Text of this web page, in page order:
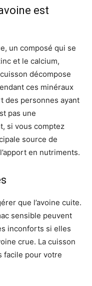
est
un composé qui se
et le calcium,
décompose
ces minéraux
des personnes ayant
pas une
si vous comptez
source de
en nutriments.
que l’avoine cuite.
sensible peuvent
inconforts si elles
crue. La cuisson
facile pour votre